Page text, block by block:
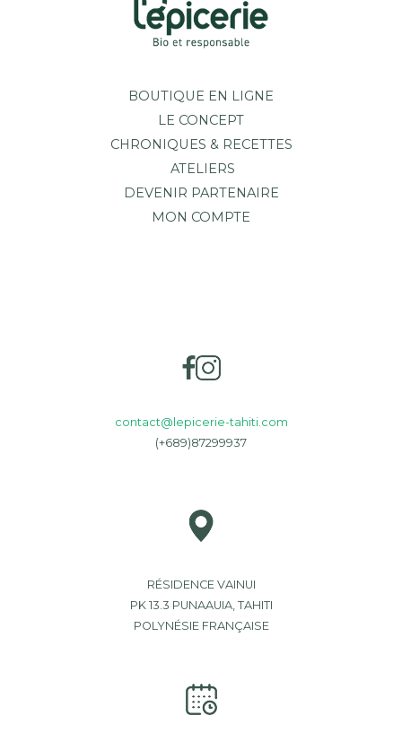
BOUTIQUE EN LIGNE
LE CONCEPT
CHRONIQUES & RECETTES
ATELIERS
DEVENIR PARTENAIRE
MON COMPTE
contact@lepicerie-tahiti.com
(+689)87299937
RÉSIDENCE VAINUI
PK 13.3 PUNAAUIA, TAHITI
POLYNÉSIE FRANÇAISE